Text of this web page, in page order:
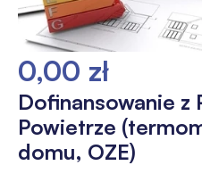
0,00 zł
Dofinansowanie z
Powietrze
domu, OZE)